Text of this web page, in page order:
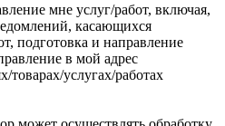
мне услуг/работ, включая,
касающихся
подготовка и направление
в мой адрес
услугах/работах